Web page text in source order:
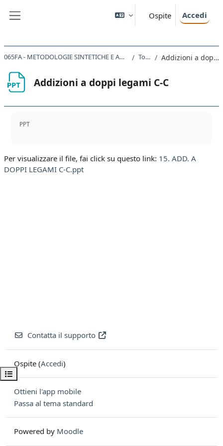
Ospite Accedi
Apri indice del corso
065FA - METODOLOGIE SINTETICHE E ANALITICHE IN CHIMICA FARMACEUTICA 2021 Topic 15 Addizioni a doppi legami C-C
Addizioni a doppi legami C-C
PPT
Per visualizzare il file, fai click su questo link: 15. ADD. A
DOPPI LEGAMI C-C.ppt
Contatta il supporto
Ospite (Accedi)
Ottieni l'app mobile
Passa al tema standard
Powered by Moodle